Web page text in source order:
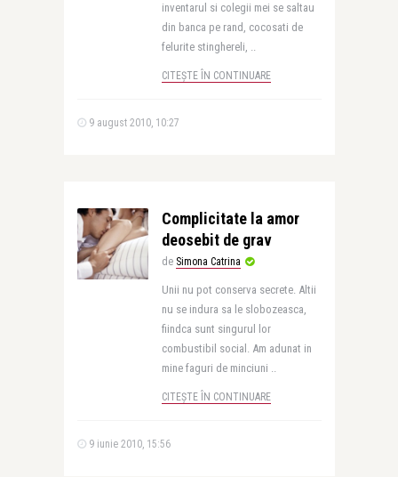
inventarul si colegii mei se saltau
din banca pe rand, cocosati de
felurite stinghereli, ..
CITEȘTE ÎN CONTINUARE
9 august 2010, 10:27
Complicitate la amor
deosebit de grav
de Simona Catrina
Unii nu pot conserva secrete. Altii
nu se indura sa le slobozeasca,
fiindca sunt singurul lor
combustibil social. Am adunat in
mine faguri de minciuni ..
CITEȘTE ÎN CONTINUARE
9 iunie 2010, 15:56